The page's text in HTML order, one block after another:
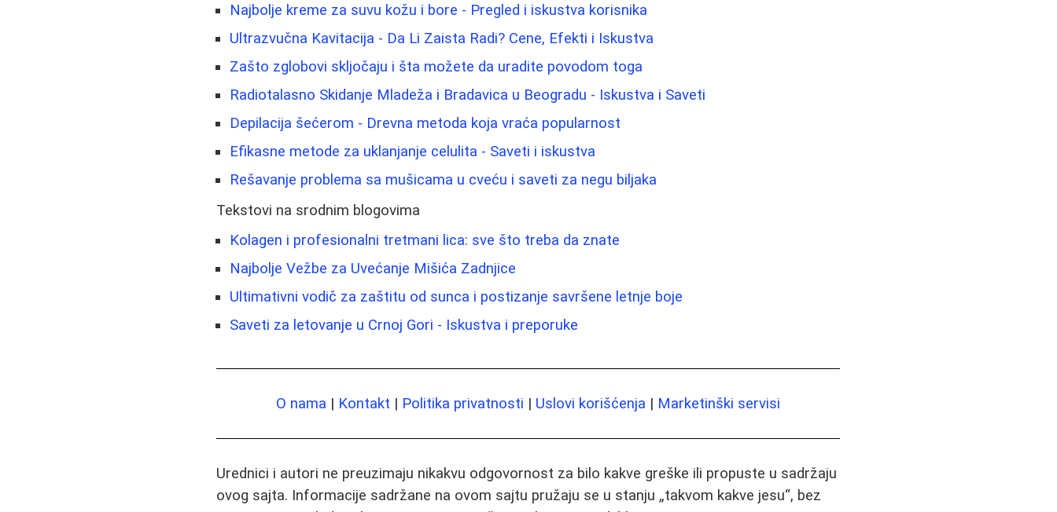
Najbolje kreme za suvu kožu i bore - Pregled i iskustva korisnika
Ultrazvučna Kavitacija - Da Li Zaista Radi? Cene, Efekti i Iskustva
Zašto zglobovi skljočaju i šta možete da uradite povodom toga
Radiotalasno Skidanje Mladeža i Bradavica u Beogradu - Iskustva i Saveti
Depilacija šećerom - Drevna metoda koja vraća popularnost
Efikasne metode za uklanjanje celulita - Saveti i iskustva
Rešavanje problema sa mušicama u cveću i saveti za negu biljaka
Tekstovi na srodnim blogovima
Kolagen i profesionalni tretmani lica: sve što treba da znate
Najbolje Vežbe za Uvećanje Mišića Zadnjice
Ultimativni vodič za zaštitu od sunca i postizanje savršene letnje boje
Saveti za letovanje u Crnoj Gori - Iskustva i preporuke
O nama | Kontakt | Politika privatnosti | Uslovi korišćenja | Marketinški servisi
Urednici i autori ne preuzimaju nikakvu odgovornost za bilo kakve greške ili propuste u sadržaju
ovog sajta. Informacije sadržane na ovom sajtu pružaju se u stanju „takvom kakve jesu“, bez